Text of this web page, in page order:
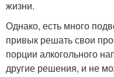
жизни.
Однако, есть много
привык решать свои
порции алкогольного
другие решения, и не